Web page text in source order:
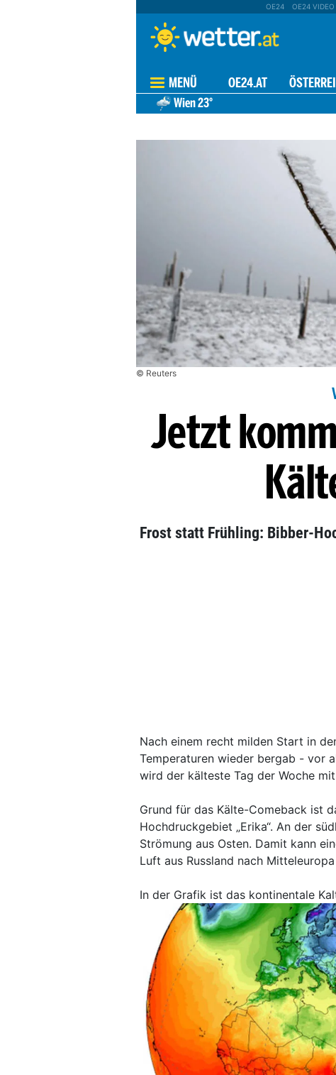
OE24 OE24 VIDEO
MENÜ OE24.AT
Wien23°
© Reuters
Jetzt
Frost statt Frühling: Bibber-
Nach einem recht milden Start in
Temperaturen wieder bergab - vor
wird der kälteste Tag der Woche
Grund für das Kälte-Comeback ist
Hochdruckgebiet „Erika“. An der
Strömung aus Osten. Damit kann
Luft aus Russland nach
In der Grafik ist das kontinentale